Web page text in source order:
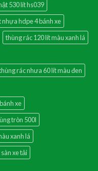
530 lít hs039
nhựa hdpe 4 bánh xe
thùng rác 120 lít màu xanh lá
rác nhưa 60 lít màu đen
xe
tròn 500l
xanh lá
xe tải